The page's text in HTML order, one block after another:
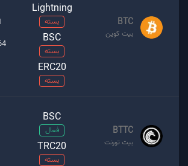
BTC
بیت کوین
Lightning
بسته
BSC
بسته
ERC20
بسته
BTTC
بیت تورنت
BSC
فعال
TRC20
بسته